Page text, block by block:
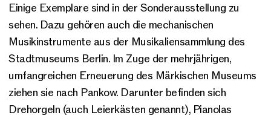
Einige Exemplare sind in der Sonderausstellung zu
sehen. Dazu gehören auch die mechanischen
Musikinstrumente aus der Musikaliensammlung des
Stadtmuseums Berlin. Im Zuge der mehrjährigen,
umfangreichen Erneuerung des Märkischen Museums
ziehen sie nach Pankow. Darunter befinden sich
Drehorgeln (auch Leierkästen genannt), Pianolas